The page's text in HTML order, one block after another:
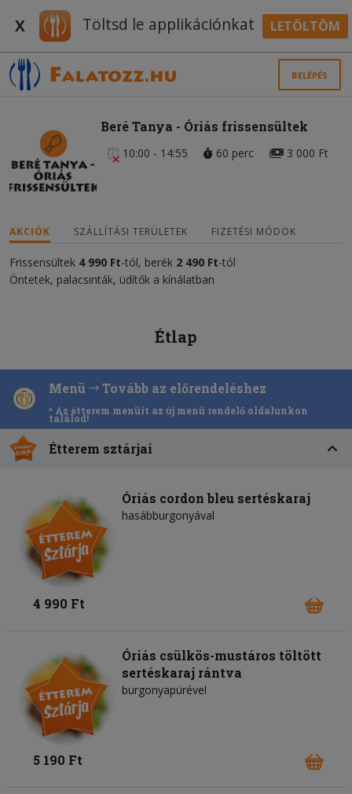
X Töltsd le applikációnkat LETÖLTÖM
BELÉPÉS
Beré Tanya - Óriás frissensültek
10:00 - 14:55 60 perc 3 000 Ft
AKCIÓK SZÁLLÍTÁSI TERÜLETEK FIZETÉSI MÓDOK
Frissensültek 4 990 Ft-tól, berék 2 490 Ft-tól
Öntetek, palacsinták, üdítők a kínálatban
Étlap
Menü Tovább az előrendeléshez
* Az étterem menüit az új menü rendelő oldalunkon
találod!
Étterem sztárjai
Óriás cordon bleu sertéskaraj
hasábburgonyával
4 990 Ft
Óriás csülkös-mustáros töltött
sertéskaraj rántva
burgonyapürével
5 190 Ft